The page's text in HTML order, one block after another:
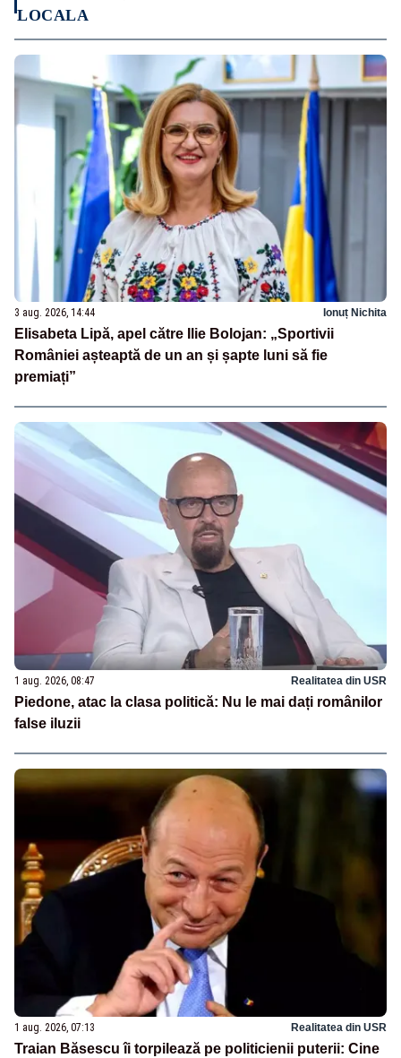
LOCALA
3 aug. 2026, 14:44 Ionuț Nichita
Elisabeta Lipă, apel către Ilie Bolojan: „Sportivii
României așteaptă de un an și șapte luni să fie
premiați”
1 aug. 2026, 08:47 Realitatea din USR
Piedone, atac la clasa politică: Nu le mai dați românilor
false iluzii
1 aug. 2026, 07:13 Realitatea din USR
Traian Băsescu îi torpilează pe politicienii puterii: Cine